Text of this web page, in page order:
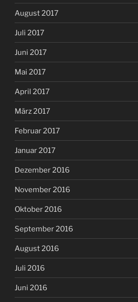
August 2017
Juli 2017
Juni 2017
Mai 2017
April 2017
März 2017
Februar 2017
Januar 2017
Dezember 2016
November 2016
Oktober 2016
September 2016
August 2016
Juli 2016
Juni 2016